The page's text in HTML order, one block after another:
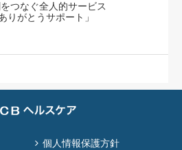
つなぐ全人的サービス
りがとうサポート」
個人情報保護方針